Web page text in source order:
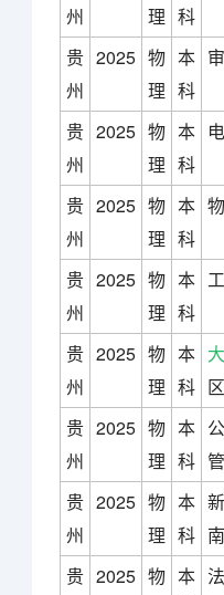
州
理 科
贵
州
2025 物
理
本
科
贵
州
2025 物
理
本
科
贵
州
2025 物
理
本
科
贵
州
2025 物
理
本
科
贵
州
2025 物
理
本
科
贵
州
2025 物
理
本
科
贵
州
2025 物
理
本
科
贵 2025 物 本